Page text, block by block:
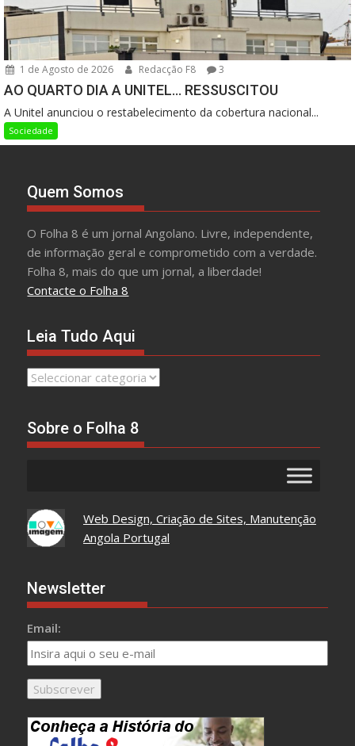
1 de Agosto de 2026 Redacção F8 3
AO QUARTO DIA A UNITEL… RESSUSCITOU
A Unitel anunciou o restabelecimento da cobertura nacional...
Sociedade
Quem Somos
O Folha 8 é um jornal Angolano. Livre, independente,
de informação geral e comprometido com a verdade.
Folha 8, mais do que um jornal, a liberdade!
Contacte o Folha 8
Leia Tudo Aqui
Leia
Sobre o Folha 8
Web Design, Criação de Sites, Manutenção
Angola Portugal
Newsletter
Email: